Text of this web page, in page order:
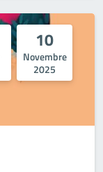
10
Novembre
2025